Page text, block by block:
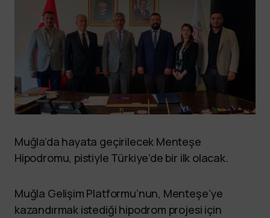
Muğla’da hayata geçirilecek Menteşe
Hipodromu, pistiyle Türkiye’de bir ilk olacak.
Muğla Gelişim Platformu’nun, Menteşe’ye
kazandırmak istediği hipodrom projesi için